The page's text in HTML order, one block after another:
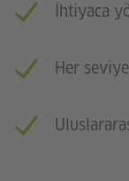
İhtiyaca
Her